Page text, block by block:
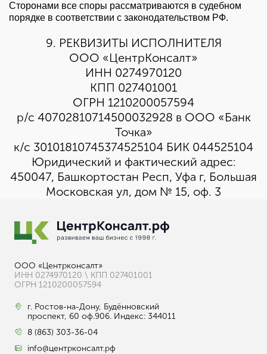
Сторонами все споры рассматриваются в судебном
порядке в соответствии с законодательством РФ.
9. РЕКВИЗИТЫ ИСПОЛНИТЕЛЯ
ООО «ЦентрКонсалт»
ИНН 0274970120
КПП 027401001
ОГРН 1210200057594
р/с 40702810714500032928 в ООО «Банк
Точка»
к/с 30101810745374525104 БИК 044525104
Юридический и фактический адрес:
450047, Башкортостан Респ, Уфа г, Большая
Московская ул, дом № 15, оф. 3
ООО «Центрконсалт»
ИНН 0274970120 \ КПП 027401001
ОГРН 1210200057594
г. Ростов-на-Дону, Будённовский
проспект, 60 оф.906. Индекс: 344011
8 (863) 303-36-04
info@центрконсалт.рф